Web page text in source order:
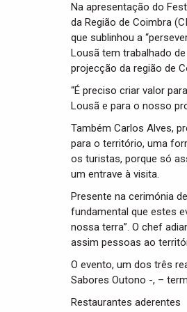
Na apresentação do
da Região de Coimbra
que sublinhou a
Lousã tem trabalhado
projecção da região de
“É preciso criar valor
Lousã e para o nosso
Também Carlos Alves,
para o território, uma
os turistas, porque só
um entrave à visita.
Presente na cerimónia
fundamental que estes
nossa terra”. O chef
assim pessoas ao
O evento, um dos três
Sabores Outono -, –
Restaurantes aderentes